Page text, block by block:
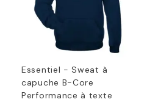
Essentiel - Sweat à
capuche B-Core
Performance à texte